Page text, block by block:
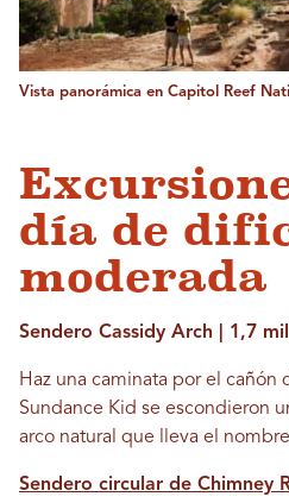
Vista panorámica en Capitol Reef
día de
moderada
Sendero Cassidy Arch | 1,7
Haz una caminata por el cañón
Sundance Kid se escondieron
arco natural que lleva el
Sendero circular de Chimney